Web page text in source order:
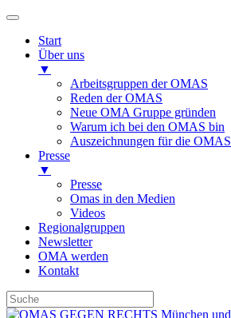
Start
Über uns
▼
Arbeitsgruppen der OMAS
Reden der OMAS
Neue OMA Gruppe gründen
Warum ich bei den OMAS bin
Auszeichnungen für die OMAS
Presse
▼
Presse
Omas in den Medien
Videos
Regionalgruppen
Newsletter
OMA werden
Kontakt